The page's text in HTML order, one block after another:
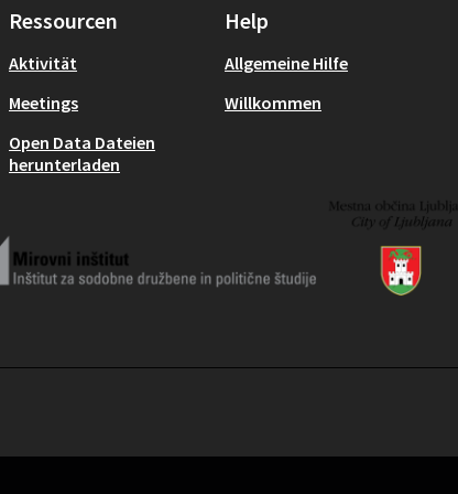
Ressourcen
Aktivität
Meetings
Open Data Dateien
herunterladen
Help
Allgemeine Hilfe
Willkommen